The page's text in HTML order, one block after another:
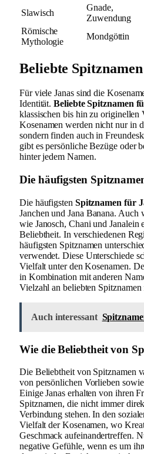
Slawisch
Gnade,
Zuwendung
Römische
Mythologie
Mondgöttin
Beliebte
Für viele Janas sind die
Identität.Beliebte Spitznamen
klassischen bis hin zu originellen
Kosenamen werden nicht nur in
sondern finden auch in
gibt es persönliche Bezüge oder
hinter jedem Namen.
Die häufigsten
Die häufigsten Spitznamen für
Janchen und Jana Banana. Auch
wie Janosch, Chani und Janalein
Beliebtheit. In verschiedenen
häufigsten Spitznamen
verwendet. Diese Unterschiede
Vielfalt unter den Kosenamen.
in Kombination mit anderen
Vielzahl an beliebten Spitznamen
Auch interessant
Wie die Beliebtheit von
Die Beliebtheit von Spitznamen
von persönlichen Vorlieben
Einige Janas erhalten von ihren
Spitznamen, die nicht immer
Verbindung stehen. In den
Vielfalt der Kosenamen, wo
Geschmack aufeinandertreffen.
negative Gefühle, wenn es um